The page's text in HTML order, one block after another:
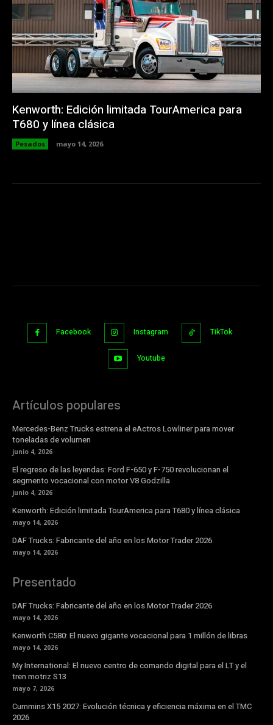
Kenworth: Edición limitada TourAmerica para
T680 y línea clásica
Pesados mayo 14, 2026
Facebook Instagram TikTok
Youtube
Artículos populares
Mercedes-Benz Trucks estrena el eActros Lowliner para mover
toneladas de volumen
junio 4, 2026
El regreso de las leyendas: Ford F-650 y F-750 revolucionan el
segmento vocacional con motor V8 Godzilla
junio 4, 2026
Kenworth: Edición limitada TourAmerica para T680 y línea clásica
mayo 14, 2026
DAF Trucks: Fabricante del año en los Motor Trader 2026
mayo 14, 2026
Presentado
DAF Trucks: Fabricante del año en los Motor Trader 2026
mayo 14, 2026
Kenworth C580: El nuevo gigante vocacional para 1 millón de libras
mayo 14, 2026
My International: El nuevo centro de comando digital para el LT y el
tren motriz S13
mayo 7, 2026
Cummins X15 2027: Evolución técnica y eficiencia máxima en el TMC
2026